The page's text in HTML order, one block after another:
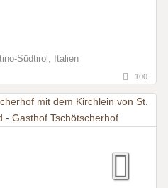
Südtirol, Italien
100